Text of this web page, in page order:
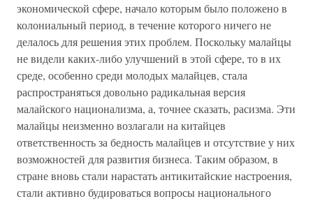
экономической сфере, начало которым было положено в
колониальный период, в течение которого ничего не
делалось для решения этих проблем. Поскольку малайцы
не видели каких-либо улучшений в этой сфере, то в их
среде, особенно среди молодых малайцев, стала
распространяться довольно радикальная версия
малайского национализма, а, точнее сказать, расизма. Эти
малайцы неизменно возлагали на китайцев
ответственность за бедность малайцев и отсутствие у них
возможностей для развития бизнеса. Таким образом, в
стране вновь стали нарастать антикитайские настроения,
стали активно будироваться вопросы национального